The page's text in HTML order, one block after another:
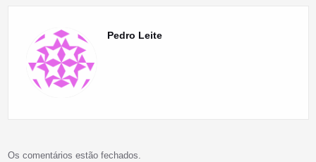
Pedro Leite
Os comentários estão fechados.